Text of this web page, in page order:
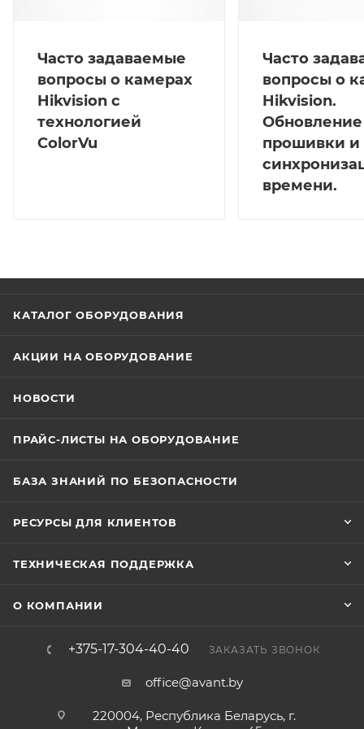
Часто задаваемые
вопросы о камерах
Hikvision с
технологией
ColorVu
Часто
вопросы о
Hikvision.
Обновление
прошивки и
времени.
КАТАЛОГ ОБОРУДОВАНИЯ
АКЦИИ НА ОБОРУДОВАНИЕ
НОВОСТИ
ПРАЙС-ЛИСТЫ НА ОБОРУДОВАНИЕ
БАЗА ЗНАНИЙ ПО БЕЗОПАСНОСТИ
РЕСУРСЫ ДЛЯ КЛИЕНТОВ
ТЕХНИЧЕСКАЯ ПОДДЕРЖКА
О КОМПАНИИ
+375-17-304-40-40 ЗАКАЗАТЬ ЗВОНОК
office@avant.by
220004, Республика Беларусь, г.